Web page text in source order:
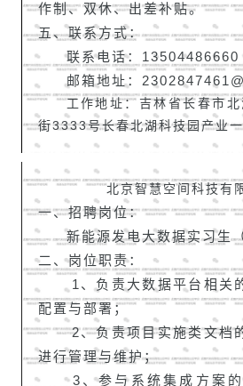
作制、双休、出差补贴。
五、联系方式：
联系电话：13504486660
邮箱地址：
工作地址：吉林省长春市
街3333号长春北湖科技园产业
北京智慧空间科技有
一、招聘岗位：
新能源发电大数据实习生
二、岗位职责：
1、负责大数据平台相关
配置与部署；
2、负责项目实施类文档
进行管理与维护；
3、参与系统集成方案